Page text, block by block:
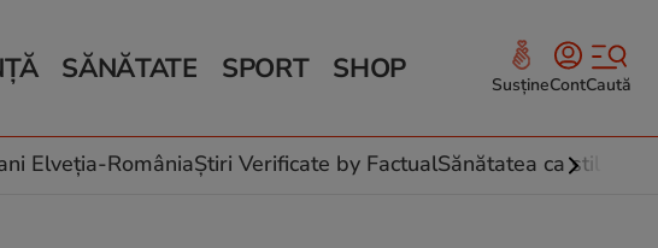
climatice
SĂNĂTATE
Relații
Rețete culinare
SPORT SHOP SusțineContCaută
Elveția-RomâniaȘtiri Verificate by FactualSănătatea ca stil de